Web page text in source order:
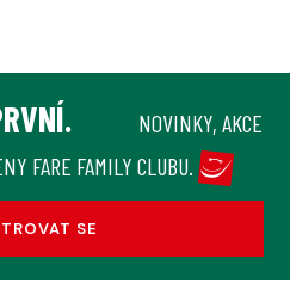
NOVINKY, AKCE
FARE FAMILY CLUBU.
SE